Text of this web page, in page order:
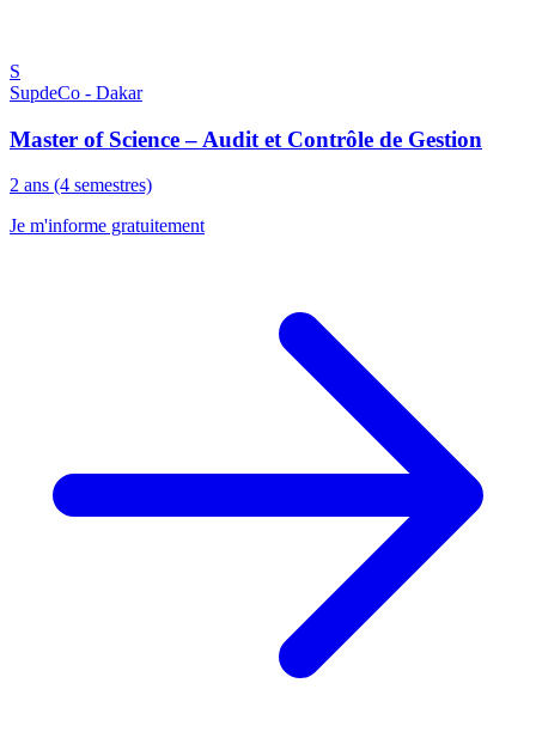
S
SupdeCo - Dakar
Master of Science – Audit et Contrôle de Gestion
2 ans (4 semestres)
Je m'informe gratuitement